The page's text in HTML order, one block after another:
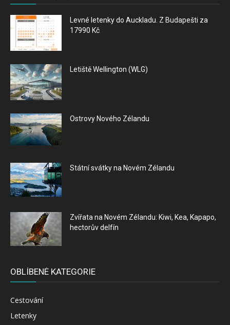
Levné letenky do Auckladu. Z Budapešti za
17990 Kč
Letiště Wellington (WLG)
Ostrovy Nového Zélandu
Státní svátky na Novém Zélandu
Zvířata na Novém Zélandu: Kiwi, Kea, Kapapo,
hectorův delfín
OBLÍBENÉ KATEGORIE
Cestování
Letenky